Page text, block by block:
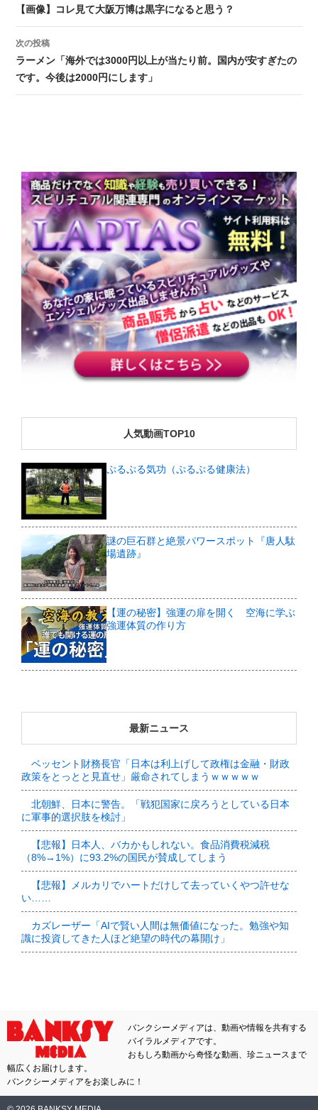
投稿ナビゲーション
【画像】コレ見て大阪万博は黒字になると思う？
次の投稿
ラーメン「海外では3000円以上が当たり前。国内が安すぎたの
です。今後は2000円にします」
人気動画TOP10
ぷるぷる気功（ぷるぷる健康法）
謎の巨石群と絶景パワースポット『唐人駄
場遺跡』
【運の秘密】強運の扉を開く 空海に学ぶ
強運体質の作り方
最新ニュース
ベッセント財務長官「日本は利上げして政権は金融・財政
政策をとっとと見直せ」厳命されてしまうｗｗｗｗｗ
北朝鮮、日本に警告。「戦犯国家に戻ろうとしている日本
に軍事的選択肢を検討」
【悲報】日本人、バカかもしれない。食品消費税減税
（8%→1%）に93.2%の国民が賛成してしまう
【悲報】メルカリでハートだけして去っていくやつ許せな
い……
カズレーザー「AIで賢い人間は無価値になった。勉強や知
識に投資してきた人ほど絶望の時代の幕開け」
バンクシーメディアは、動画や情報を共有する
バイラルメディアです。
おもしろ動画から奇怪な動画、珍ニュースまで
幅広くお届けします。
バンクシーメディアをお楽しみに！